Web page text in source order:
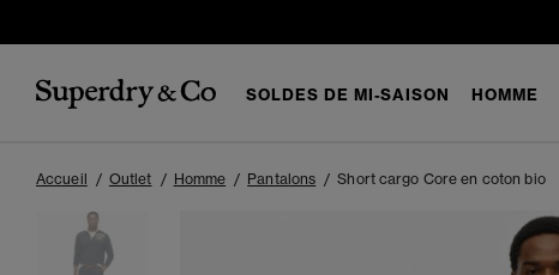
SOLDES DE MI-SAISON HOMME
Accueil Outlet Homme Pantalons Short cargo Core en coton bio